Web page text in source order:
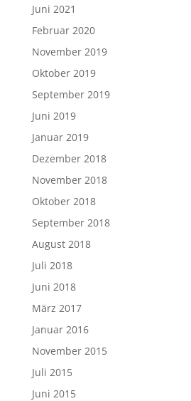
Juni 2021
Februar 2020
November 2019
Oktober 2019
September 2019
Juni 2019
Januar 2019
Dezember 2018
November 2018
Oktober 2018
September 2018
August 2018
Juli 2018
Juni 2018
März 2017
Januar 2016
November 2015
Juli 2015
Juni 2015